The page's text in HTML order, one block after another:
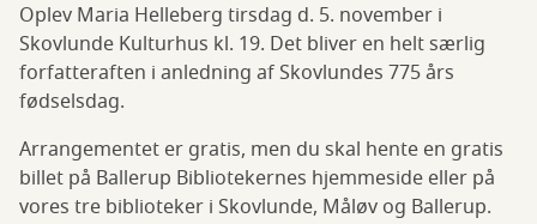
Oplev Maria Helleberg tirsdag d. 5. november i
Skovlunde Kulturhus kl. 19. Det bliver en helt særlig
forfatteraften i anledning af Skovlundes 775 års
fødselsdag.
Arrangementet er gratis, men du skal hente en gratis
billet på Ballerup Bibliotekernes hjemmeside eller på
vores tre biblioteker i Skovlunde, Måløv og Ballerup.